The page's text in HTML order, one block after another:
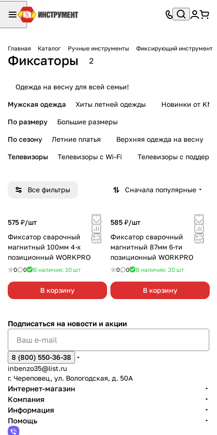
Главная Каталог Ручные инструменты Фиксирующий инструмент
Фиксаторы 2
Одежда на весну для всей семьи!
Мужская одежда Хиты летней одежды Новинки от KMI
По размеру Большие размеры
По сезону Летние платья Верхняя одежда на весну
Телевизоры Телевизоры с Wi-Fi Телевизоры с
Все фильтры Сначала популярные
575 ₽/шт
Фиксатор сварочный
магнитный 100мм 4-х
позиционный WORKPRO
0 0 В наличии: 10 шт
В корзину
585 ₽/шт
Фиксатор сварочный
магнитный 87мм 6-ти
позиционный WORKPRO
0 0 В наличии: 20 шт
В корзину
Подписаться на новости и акции
8 (800) 550-36-38
inbenzo35@list.ru
г. Череповец, ул. Вологодская, д. 50А
Интернет-магазин
Компания
Информация
Помощь